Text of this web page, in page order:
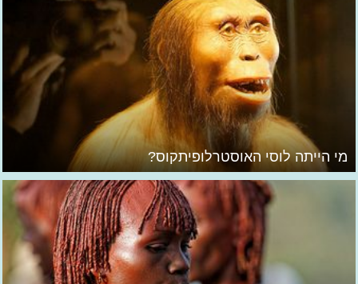
מי הייתה לוסי האוסטרלופיתקוס?